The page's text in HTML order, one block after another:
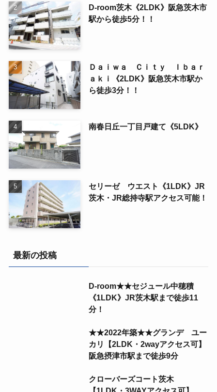
D-room茨木《2LDK》阪急茨木市
駅から徒歩5分！！
Ｄａｉｗａ Ｃｉｔｙ Ｉｂａｒ
ａｋｉ《2LDK》阪急茨木市駅か
ら徒歩3分！！
南春日丘一丁目戸建て《5LDK》
セリーゼ ウエスト《1LDK》JR
茨木・JR総持寺駅アクセス可能！
最新の投稿
D-room★★セジュール中穂積
《1LDK》JR茨木駅まで徒歩11
分！
★★2022年築★★グランデ ユー
カリ【2LDK・2wayアクセス可】
阪急摂津市駅まで徒歩9分
クローバーズコート茨木